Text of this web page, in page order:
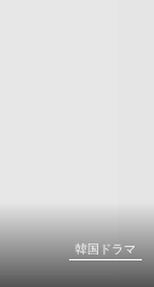
韓国ドラマ